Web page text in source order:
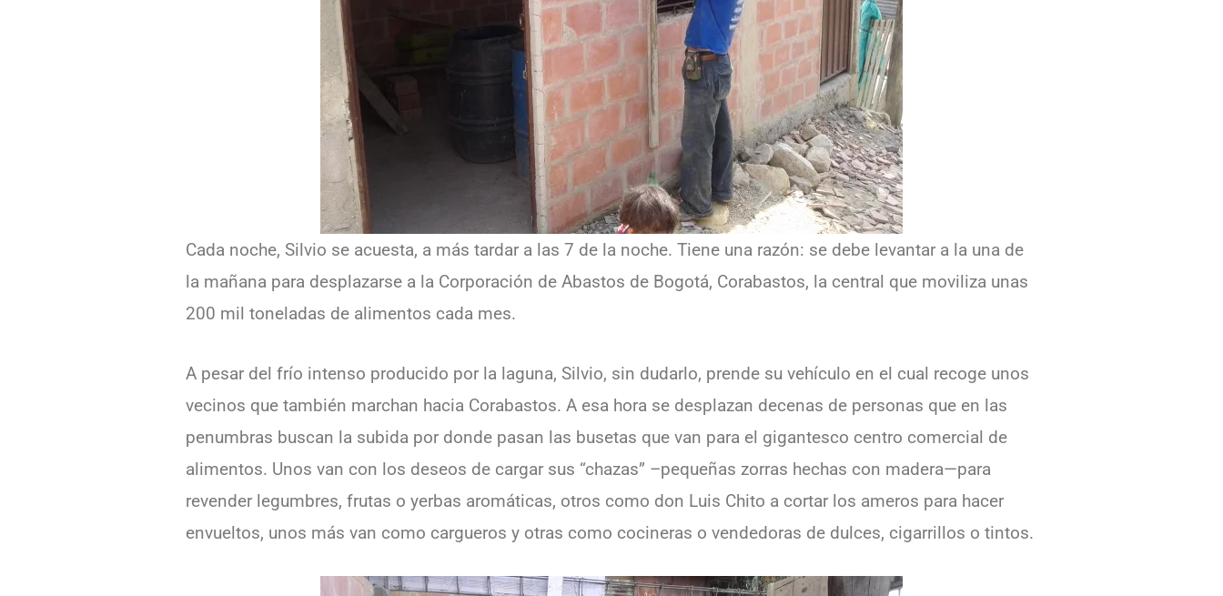
Cada noche, Silvio se acuesta, a más tardar a las 7 de la noche. Tiene una razón: se debe levantar a la una de
la mañana para desplazarse a la Corporación de Abastos de Bogotá, Corabastos, la central que moviliza unas
200 mil toneladas de alimentos cada mes.
A pesar del frío intenso producido por la laguna, Silvio, sin dudarlo, prende su vehículo en el cual recoge unos
vecinos que también marchan hacia Corabastos. A esa hora se desplazan decenas de personas que en las
penumbras buscan la subida por donde pasan las busetas que van para el gigantesco centro comercial de
alimentos. Unos van con los deseos de cargar sus “chazas” –pequeñas zorras hechas con madera—para
revender legumbres, frutas o yerbas aromáticas, otros como don Luis Chito a cortar los ameros para hacer
envueltos, unos más van como cargueros y otras como cocineras o vendedoras de dulces, cigarrillos o tintos.